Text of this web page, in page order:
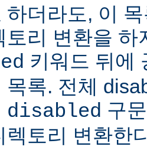
하더라도, 이
토리 변환을
키워드 뒤에
목록. 전체
disabled 구
렉토리 변환한